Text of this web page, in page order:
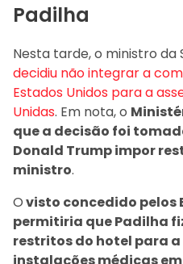
Padilha
Nesta tarde, o ministro da
decidiu não integrar a
Estados Unidos para a
Unidas. Em nota, o
que a decisão foi
Donald Trump impor
ministro.
Ovisto concedido pelos
permitiria que Padilha
restritos do hotel para a
instalações médicas